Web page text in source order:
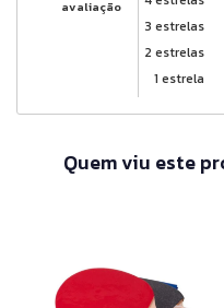
avaliação
3 estrelas
2 estrelas
1 estrela
Quem viu este